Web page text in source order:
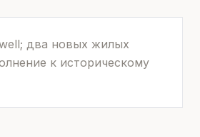
два новых жилых
к историческому